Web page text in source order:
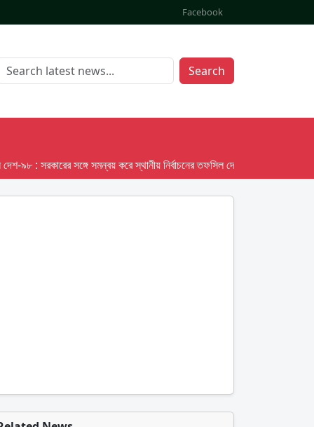
Facebook
Search
: সরকারের সঙ্গে সমন্বয় করে স্থানীয় নির্বাচনের তফসিল দেবে ইসি; অক্টোবর লক্ষ্য